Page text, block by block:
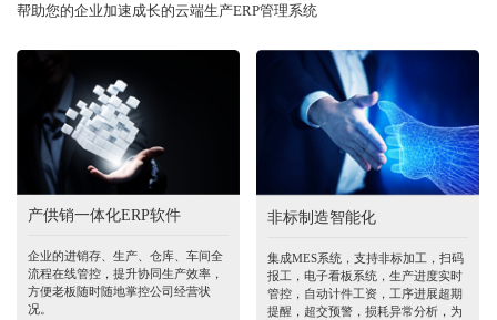
帮助您的企业加速成长的云端生产ERP管理系统
产供销一体化ERP软件
企业的进销存、生产、仓库、车间全
流程在线管控，提升协同生产效率，
方便老板随时随地掌控公司经营状
况。
非标制造智能化
集成MES系统，支持非标加工，扫码
报工，电子看板系统，生产进度实时
管控，自动计件工资，工序进展超期
提醒，超交预警，损耗异常分析，为